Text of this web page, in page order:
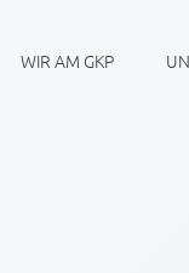
WIR AM GKP